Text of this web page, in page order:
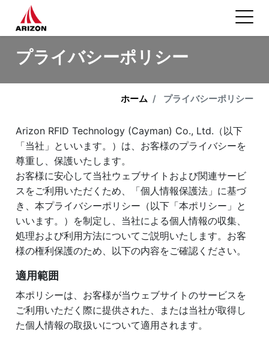
プライバシーポリシー
ホーム プライバシーポリシー
Arizon RFID Technology (Cayman) Co., Ltd.（以下
「当社」といいます。）は、お客様のプライバシーを
尊重し、保護いたします。
お客様に安心して当社ウェブサイトおよび関連サービ
スをご利用いただくため、「個人情報保護法」に基づ
き、本プライバシーポリシー（以下「本ポリシー」と
いいます。）を制定し、当社による個人情報の収集、
処理および利用方法についてご説明いたします。お客
様の権利保護のため、以下の内容をご確認ください。
適用範囲
本ポリシーは、お客様が当ウェブサイトのサービスを
ご利用いただく際に提供された、または当社が取得し
た個人情報の取扱いについて適用されます。